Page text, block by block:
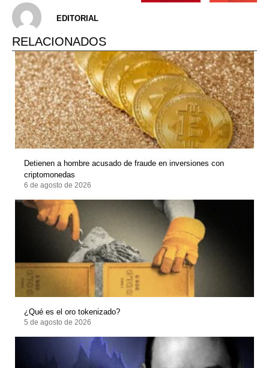
EDITORIAL
RELACIONADOS
Detienen a hombre acusado de fraude en inversiones con
criptomonedas
6 de agosto de 2026
¿Qué es el oro tokenizado?
5 de agosto de 2026